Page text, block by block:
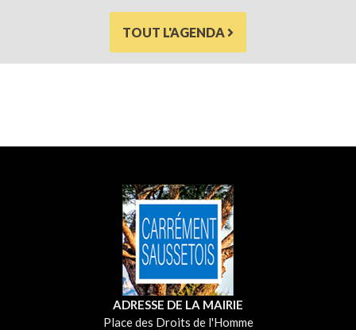
TOUT L'AGENDA
ADRESSE DE LA MAIRIE
Place des Droits de l'Homme